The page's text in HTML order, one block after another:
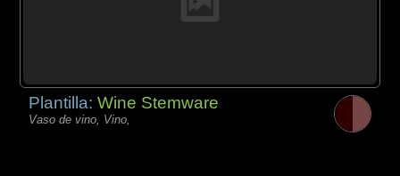
Plantilla:Wine Stemware
Vaso de vino, Vino,